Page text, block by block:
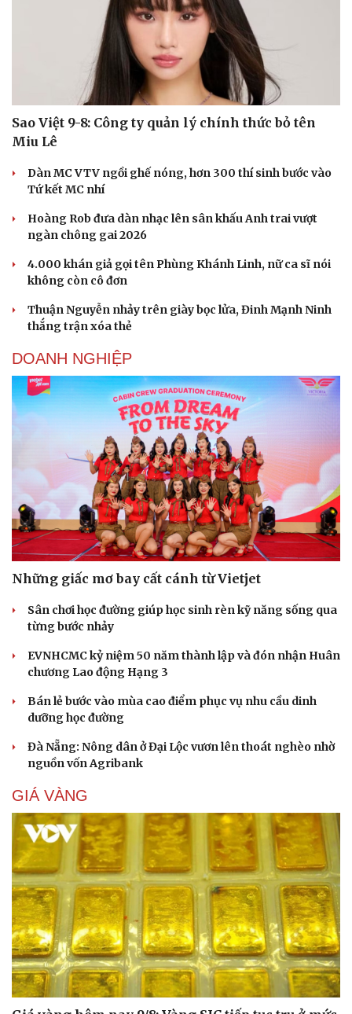
Du lịch
Săn Tour
check-in
Cửa sổ tình yêu
Kể chuyện cho bé
Hạt giống tâm hồn
Sao Việt 9-8: Công ty quản lý chính thức bỏ tên
Miu Lê
Dàn MC VTV ngồi ghế nóng, hơn 300 thí sinh bước vào
Tứ kết MC nhí
Hoàng Rob đưa dàn nhạc lên sân khấu Anh trai vượt
ngàn chông gai 2026
4.000 khán giả gọi tên Phùng Khánh Linh, nữ ca sĩ nói
không còn cô đơn
Thuận Nguyễn nhảy trên giày bọc lửa, Đinh Mạnh Ninh
thắng trận xóa thẻ
DOANH NGHIỆP
Những giấc mơ bay cất cánh từ Vietjet
Sân chơi học đường giúp học sinh rèn kỹ năng sống qua
từng bước nhảy
EVNHCMC kỷ niệm 50 năm thành lập và đón nhận Huân
chương Lao động Hạng 3
Bán lẻ bước vào mùa cao điểm phục vụ nhu cầu dinh
dưỡng học đường
Đà Nẵng: Nông dân ở Đại Lộc vươn lên thoát nghèo nhờ
nguồn vốn Agribank
GIÁ VÀNG